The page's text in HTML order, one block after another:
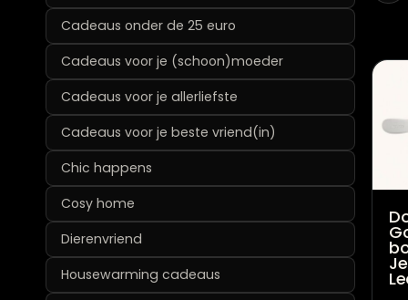
Cadeaus onder de 25 euro
Cadeaus voor je (schoon)moeder
Cadeaus voor je allerliefste
Cadeaus voor je beste vriend(in)
Chic happens
Cosy home
Dierenvriend
Housewarming cadeaus